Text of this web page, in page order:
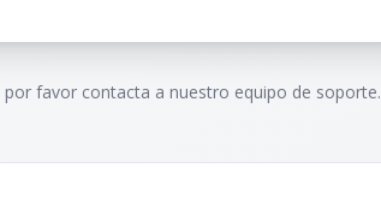
favor contacta a nuestro equipo de soporte.